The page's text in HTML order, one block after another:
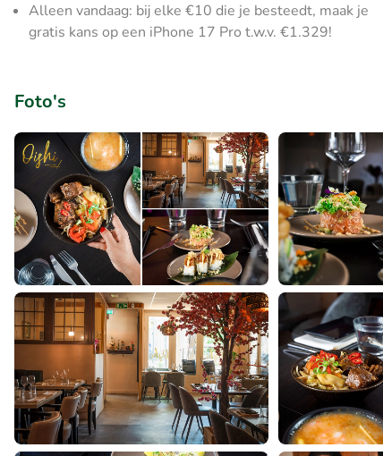
Alleen vandaag: bij elke €10 die je besteedt, maak je
gratis kans op een iPhone 17 Pro t.w.v. €1.329!
Foto's